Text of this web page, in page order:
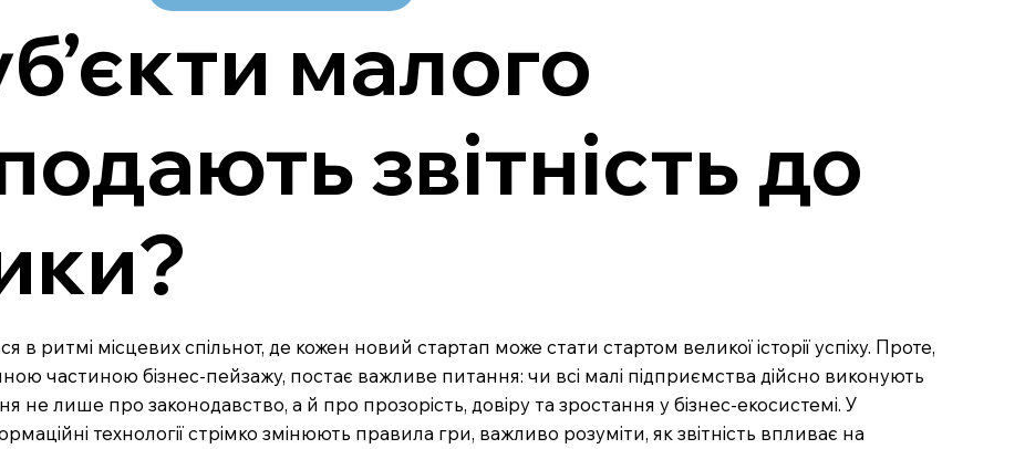
малого
звітність до
в ритмі місцевих спільнот, де кожен новий стартап може стати стартом великої історії успіху. Проте,
частиною бізнес-пейзажу, постає важливе питання: чи всі малі підприємства дійсно виконують
не лише про законодавство, а й про прозорість, довіру та зростання у бізнес-екосистемі. У
технології стрімко змінюють правила гри, важливо розуміти, як звітність впливає на